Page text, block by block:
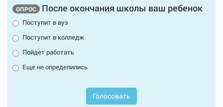
ОПРОС После окончания школы ваш ребенок
Поступит в вуз
Поступит в колледж
Пойдет работать
Еще не определились
Голосовать